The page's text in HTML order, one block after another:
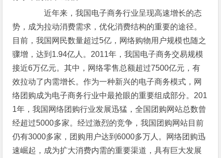
近年来，我国电子商务行业呈现高速增长的态
势，成为拉动消费需求，优化消费结构的重要的途径。
目前，我国网民数量超过5亿，网络购物用户规模也随之
骤增，达到1.94亿人。2011年，我国电子商务交易规模
接近6万亿元。其中，网络零售总额超过7500亿元，有
效拉动了内需增长。作为一种新兴的电子商务模式，网
络团购成为电子商务行业中最抢眼的重要组成部分。201
1年，我国网络团购行业发展迅猛，全国团购网站总数曾
经超过5000多家。经过激烈的竞争，我国团购网站目前
仍有3000多家，团购用户达到6000多万人。网络团购迅
速崛起，成为扩大消费内需的重要渠道，具有巨大发展